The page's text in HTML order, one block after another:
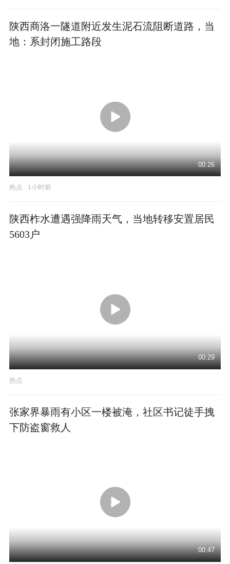
陕西商洛一隧道附近发生泥石流阻断道路，当
地：系封闭施工路段
00:26
热点 1小时前
陕西柞水遭遇强降雨天气，当地转移安置居民
5603户
00:29
热点
张家界暴雨有小区一楼被淹，社区书记徒手拽
下防盗窗救人
00:47